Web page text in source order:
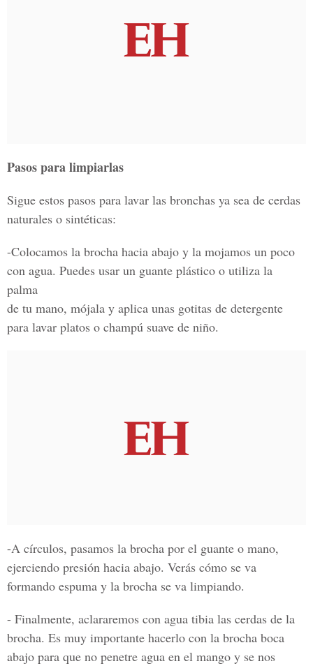
Pasos para limpiarlas
Sigue estos pasos para lavar las bronchas ya sea de cerdas
naturales o sintéticas:
-Colocamos la brocha hacia abajo y la mojamos un poco
con agua. Puedes usar un guante plástico o utiliza la
palma
de tu mano, mójala y aplica unas gotitas de detergente
para lavar platos o champú suave de niño.
-A círculos, pasamos la brocha por el guante o mano,
ejerciendo presión hacia abajo. Verás cómo se va
formando espuma y la brocha se va limpiando.
- Finalmente, aclararemos con agua tibia las cerdas de la
brocha. Es muy importante hacerlo con la brocha boca
abajo para que no penetre agua en el mango y se nos